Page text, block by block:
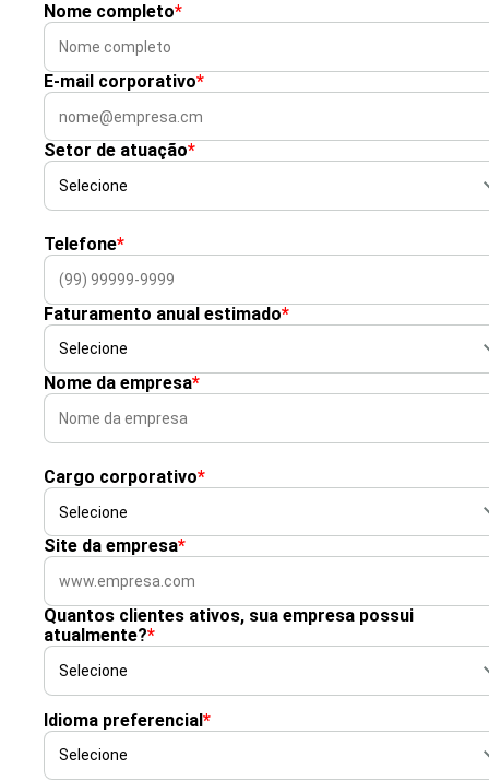
Nome completo*
E-mail corporativo*
Setor de atuação*
Telefone*
Faturamento anual estimado*
Nome da empresa*
Cargo corporativo*
Site da empresa*
Quantos clientes ativos, sua empresa possui
atualmente?*
Idioma preferencial*